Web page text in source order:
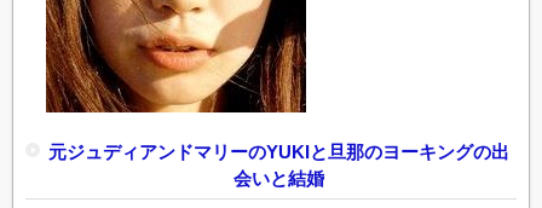
元ジュディアンドマリーのYUKIと旦那のヨーキングの出
会いと結婚